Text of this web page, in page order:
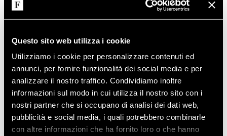
Questo sito web utilizza i cookie
Utilizziamo i cookie per personalizzare contenuti ed
annunci, per fornire funzionalità dei social media e per
analizzare il nostro traffico. Condividiamo inoltre
informazioni sul modo in cui utilizza il nostro sito con i
nostri partner che si occupano di analisi dei dati web,
pubblicità e social media, i quali potrebbero combinarle
con altre informazioni che ha fornito loro o che hanno